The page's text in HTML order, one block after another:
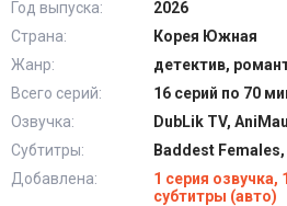
Год выпуска:
2026
Страна:
Корея Южная
Жанр:
детектив,
Всего серий:
16 серий по 70
Озвучка:
DubLik TV,
Субтитры:
Baddest
Добавлена:
1 серия озвучка,
субтитры (авто)